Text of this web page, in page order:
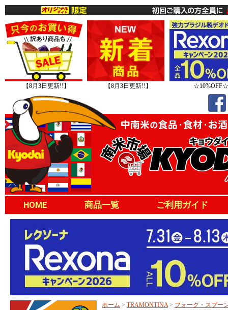
【8月3日更新!!】 【8月3日更新!!】 ☆10%OFF☆
HOME 商品一覧 ご利用ガイド
ホーム > TRAMONTINA> フォーク・スプー